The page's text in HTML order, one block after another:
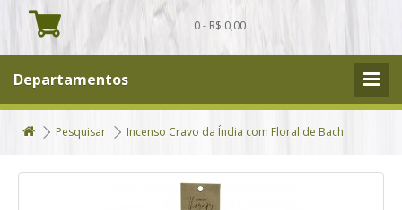
0 - R$ 0,00
Departamentos
Pesquisar Incenso Cravo da Índia com Floral de Bach